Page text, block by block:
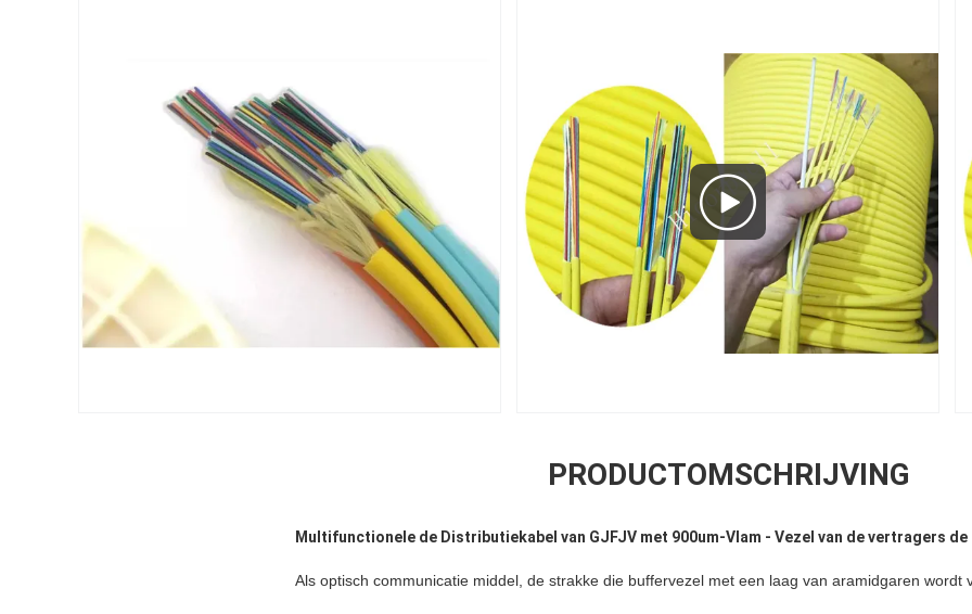
PRODUCTOMSCHRIJVING
Multifunctionele de Distributiekabel van GJFJV met 900um-Vlam - Vezel van de vertragers
Als optisch communicatie middel, de strakke die buffervezel met een laag van aramidgaren wordt